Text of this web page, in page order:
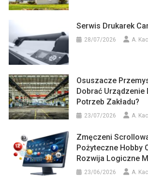
Serwis Drukarek
28/07/2026 A.
Osuszacze
Dobrać Urządzenie
Potrzeb Zakładu?
23/07/2026 A.
Zmęczeni
Pożyteczne Hobby
Rozwija Logiczne
23/06/2026 A.